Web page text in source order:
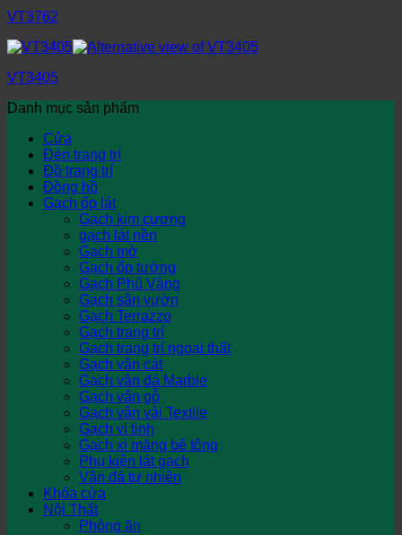
VT3762
VT3405
Danh mục sản phẩm
Cửa
Đèn trang trí
Đồ trang trí
Đồng hồ
Gạch ốp lát
Gạch kim cương
gạch lát nền
Gạch mờ
Gạch ốp tường
Gạch Phủ Vàng
Gạch sân vườn
Gạch Terrazzo
Gạch trang trí
Gạch trang trí ngoại thất
Gạch vân cát
Gạch vân đá Marble
Gạch vân gỗ
Gạch vân vải Textile
Gạch vi tinh
Gạch xi măng bê tông
Phụ kiện lát gạch
Vân đá tự nhiên
Khóa cửa
Nội Thất
Phòng ăn